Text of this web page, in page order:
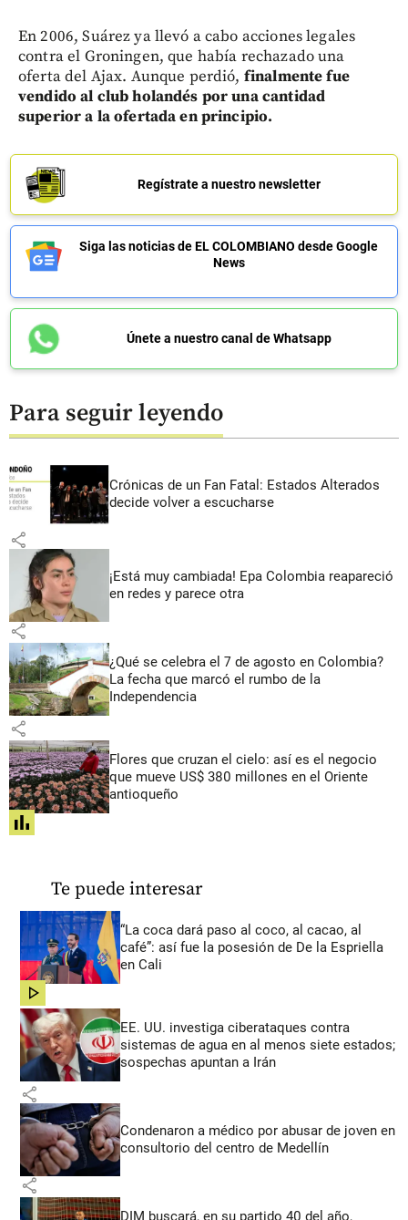
En 2006, Suárez ya llevó a cabo acciones legales
contra el Groningen, que había rechazado una
oferta del Ajax. Aunque perdió, finalmente fue
vendido al club holandés por una cantidad
superior a la ofertada en principio.
Regístrate a nuestro newsletter
Siga las noticias de EL COLOMBIANO desde Google
News
Únete a nuestro canal de Whatsapp
Para seguir leyendo
Crónicas de un Fan Fatal: Estados Alterados
decide volver a escucharse
share
¡Está muy cambiada! Epa Colombia reapareció
en redes y parece otra
share
¿Qué se celebra el 7 de agosto en Colombia?
La fecha que marcó el rumbo de la
Independencia
share
Flores que cruzan el cielo: así es el negocio
que mueve US$ 380 millones en el Oriente
antioqueño
share
Te puede interesar
“La coca dará paso al coco, al cacao, al
café”: así fue la posesión de De la Espriella
en Cali
share
EE. UU. investiga ciberataques contra
sistemas de agua en al menos siete estados;
sospechas apuntan a Irán
share
Condenaron a médico por abusar de joven en
consultorio del centro de Medellín
share
DIM buscará, en su partido 40 del año,